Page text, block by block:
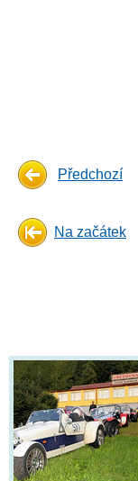
Předchozí
Na začátek